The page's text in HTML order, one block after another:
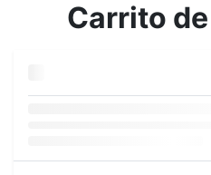
Carrito